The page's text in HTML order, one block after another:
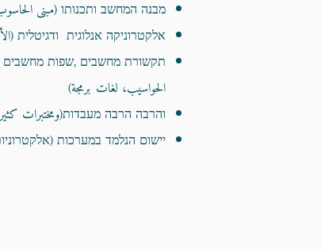
מבנה המחשב ותכנותו (مبنى
אלקטרוניקה אנלוגית ודגיטלית
الحواسيب، لغات برمجة)
והרבה הרבה מעבדות(ومختبرات
יישום הנלמד במערכות